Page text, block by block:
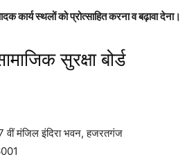
कार्य स्थलों को प्रोत्साहित करना व बढ़ावा देना।
सुरक्षा बोर्ड
मंजिल इंदिरा भवन, हजरतगंज